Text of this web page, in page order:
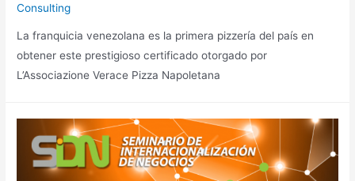
Consulting
La franquicia venezolana es la primera pizzería del país en
obtener este prestigioso certificado otorgado por
L’Associazione Verace Pizza Napoletana